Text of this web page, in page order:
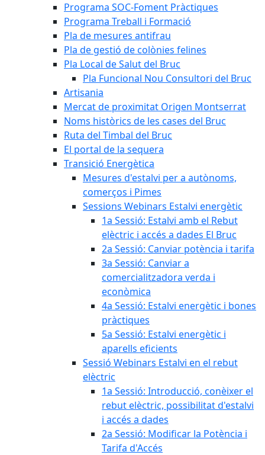
Programa SOC-Foment Pràctiques
Programa Treball i Formació
Pla de mesures antifrau
Pla de gestió de colònies felines
Pla Local de Salut del Bruc
Pla Funcional Nou Consultori del Bruc
Artisania
Mercat de proximitat Origen Montserrat
Noms històrics de les cases del Bruc
Ruta del Timbal del Bruc
El portal de la sequera
Transició Energètica
Mesures d'estalvi per a autònoms,
comerços i Pimes
Sessions Webinars Estalvi energètic
1a Sessió: Estalvi amb el Rebut
elèctric i accés a dades El Bruc
2a Sessió: Canviar potència i tarifa
3a Sessió: Canviar a
comercialitzadora verda i
econòmica
4a Sessió: Estalvi energètic i bones
pràctiques
5a Sessió: Estalvi energètic i
aparells eficients
Sessió Webinars Estalvi en el rebut
elèctric
1a Sessió: Introducció, conèixer el
rebut elèctric, possibilitat d'estalvi
i accés a dades
2a Sessió: Modificar la Potència i
Tarifa d'Accés